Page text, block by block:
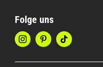
Folge uns